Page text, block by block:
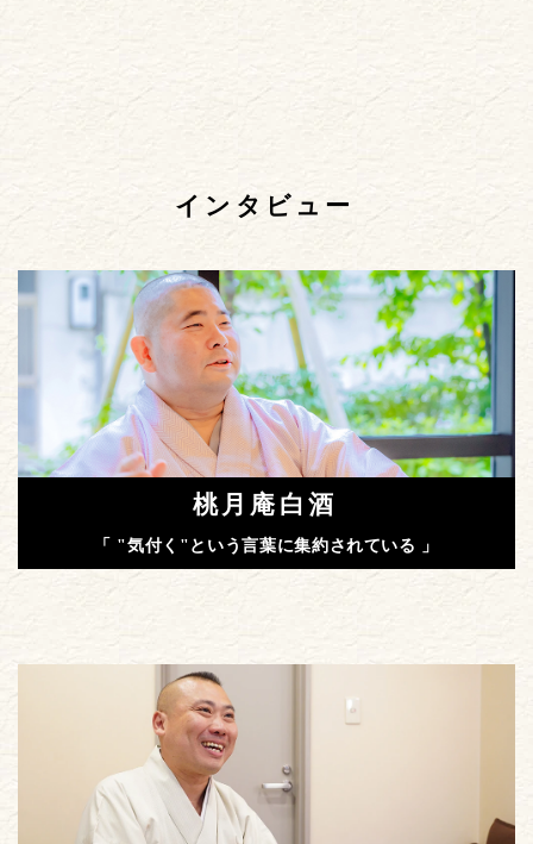
インタビュー
桃月庵白酒
「 "気付く"という言葉に集約されている 」